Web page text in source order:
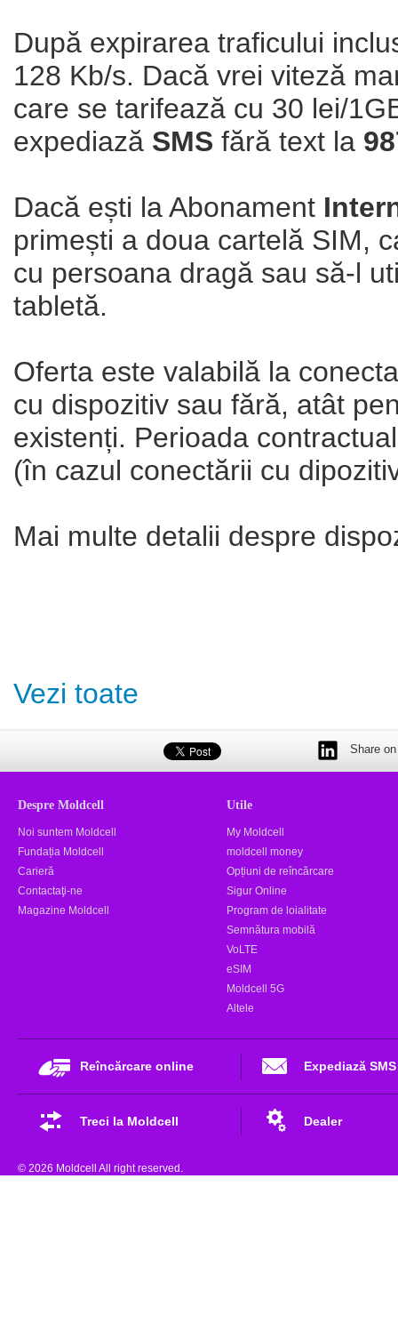
După expirarea traficului
128 Kb/s. Dacă vrei viteză
care se tarifează cu 30 lei/
expediază SMS fără text la
Dacă ești la Abonament
primești a doua cartelă SIM,
cu persoana dragă sau să-l
tabletă.
Oferta este valabilă la
cu dispozitiv sau fără, atât
existenți. Perioada
(în cazul conectării cu
Mai multe detalii despre
Vezi toate
Share
Despre Moldcell
Noi suntem Moldcell
Fundația Moldcell
Carieră
Contactaţi-ne
Magazine Moldcell
Utile
My Moldcell
moldcell money
Opțiuni de reîncărcare
Sigur Online
Program de loialitate
Semnătura mobilă
VoLTE
eSIM
Moldcell 5G
Altele
Reîncărcare online Expediază SMS
Treci la Moldcell Dealer
© 2026 Moldcell All right reserved.